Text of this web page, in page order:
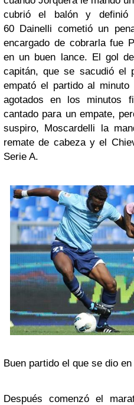
cubrió el balón y definió
60 Dainelli cometió un
encargado de cobrarla fue
en un buen lance. El gol
capitán, que se sacudió el
empató el partido al
agotados en los minutos
cantado para un empate,
suspiro, Moscardelli la
remate de cabeza y el
Serie A.
Buen partido el que se dio
Después comenzó el